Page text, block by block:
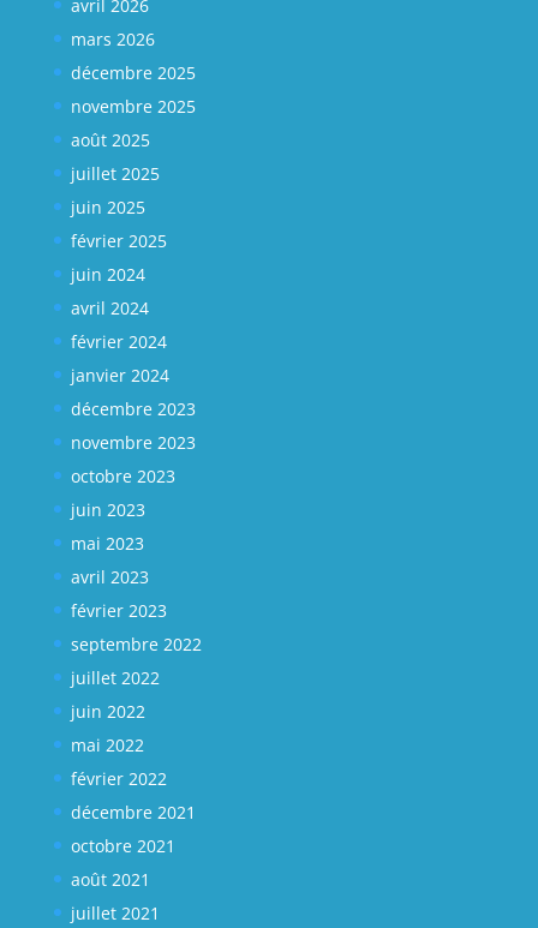
avril 2026
mars 2026
décembre 2025
novembre 2025
août 2025
juillet 2025
juin 2025
février 2025
juin 2024
avril 2024
février 2024
janvier 2024
décembre 2023
novembre 2023
octobre 2023
juin 2023
mai 2023
avril 2023
février 2023
septembre 2022
juillet 2022
juin 2022
mai 2022
février 2022
décembre 2021
octobre 2021
août 2021
juillet 2021